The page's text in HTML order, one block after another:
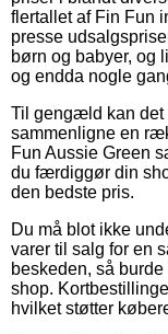
flertallet af Fin Fun
presse
børn og babyer, og
og endda nogle
Til gengæld kan det
sammenligne en
Fun Aussie Green
du færdiggør din
den bedste pris.
Du må blot ikke
varer til salg for en
beskeden, så
shop.
hvilket støtter